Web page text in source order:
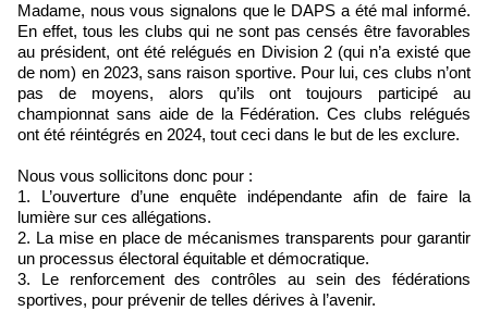
Madame, nous vous signalons que le DAPS a été mal informé.
En effet, tous les clubs qui ne sont pas censés être favorables
au président, ont été relégués en Division 2 (qui n’a existé que
de nom) en 2023, sans raison sportive. Pour lui, ces clubs n’ont
pas de moyens, alors qu’ils ont toujours participé au
championnat sans aide de la Fédération. Ces clubs relégués
ont été réintégrés en 2024, tout ceci dans le but de les exclure.
Nous vous sollicitons donc pour :
1. L’ouverture d’une enquête indépendante afin de faire la
lumière sur ces allégations.
2. La mise en place de mécanismes transparents pour garantir
un processus électoral équitable et démocratique.
3. Le renforcement des contrôles au sein des fédérations
sportives, pour prévenir de telles dérives à l’avenir.